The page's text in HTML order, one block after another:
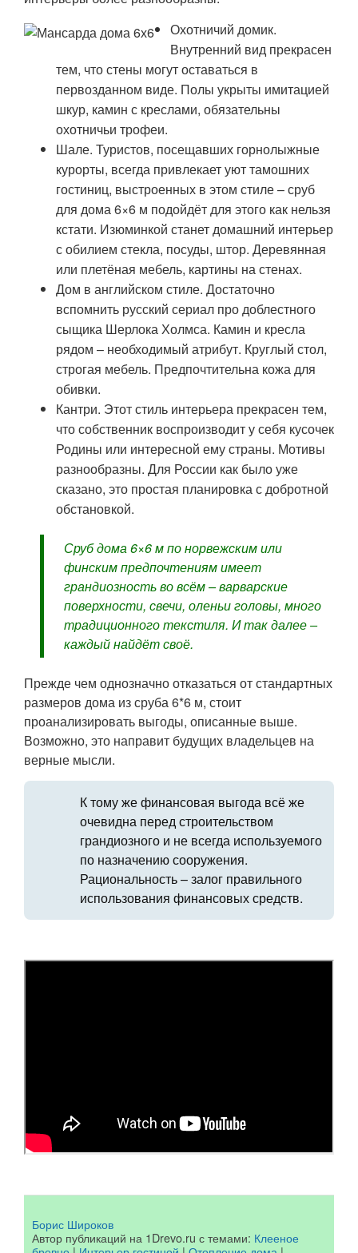
Охотничий домик.
Внутренний вид прекрасен
тем, что стены могут оставаться в
первозданном виде. Полы укрыты имитацией
шкур, камин с креслами, обязательны
охотничьи трофеи.
Шале. Туристов, посещавших горнолыжные
курорты, всегда привлекает уют тамошних
гостиниц, выстроенных в этом стиле – сруб
для дома 6×6 м подойдёт для этого как нельзя
кстати. Изюминкой станет домашний интерьер
с обилием стекла, посуды, штор. Деревянная
или плетёная мебель, картины на стенах.
Дом в английском стиле. Достаточно
вспомнить русский сериал про доблестного
сыщика Шерлока Холмса. Камин и кресла
рядом – необходимый атрибут. Круглый стол,
строгая мебель. Предпочтительна кожа для
обивки.
Кантри. Этот стиль интерьера прекрасен тем,
что собственник воспроизводит у себя кусочек
Родины или интересной ему страны. Мотивы
разнообразны. Для России как было уже
сказано, это простая планировка с добротной
обстановкой.
Сруб дома 6×6 м по норвежским или
финским предпочтениям имеет
грандиозность во всём – варварские
поверхности, свечи, оленьи головы, много
традиционного текстиля. И так далее –
каждый найдёт своё.
Прежде чем однозначно отказаться от стандартных
размеров дома из сруба 6*6 м, стоит
проанализировать выгоды, описанные выше.
Возможно, это направит будущих владельцев на
верные мысли.
К тому же финансовая выгода всё же
очевидна перед строительством
грандиозного и не всегда используемого
по назначению сооружения.
Рациональность – залог правильного
использования финансовых средств.
Борис Широков
Автор публикаций на 1Drevo.ru с темами: Клееное